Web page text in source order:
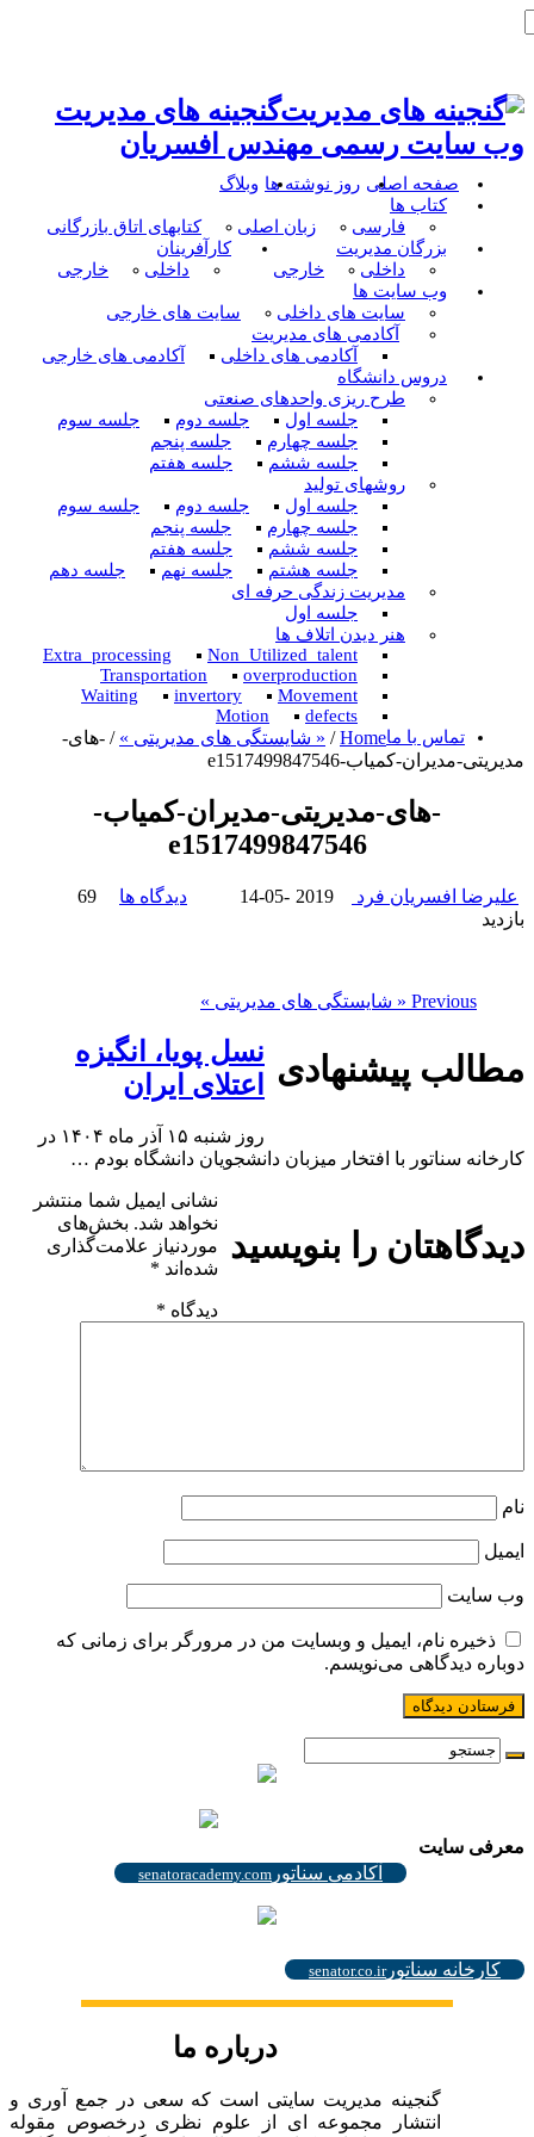
گنجینه های مدیریت
وب سایت رسمی مهندس افسریان
صفحه اصلی روز نوشته ها وبلاگ
کتاب ها
فارسی
زبان اصلی
کتابهای اتاق بازرگانی
بزرگان مدیریت
داخلی
خارجی
کارآفرینان
داخلی
خارجی
وب سایت ها
سایت های داخلی
سایت های خارجی
آکادمی های مدیریت
آکادمی های داخلی
آکادمی های خارجی
دروس دانشگاه
طرح ریزی واحدهای صنعتی
جلسه اول
جلسه دوم
جلسه سوم
جلسه چهارم
جلسه پنجم
جلسه ششم
جلسه هفتم
روشهای تولید
جلسه اول
جلسه دوم
جلسه سوم
جلسه چهارم
جلسه پنجم
جلسه ششم
جلسه هفتم
جلسه هشتم
جلسه نهم
جلسه دهم
مدیریت زندگی حرفه ای
جلسه اول
هنر دیدن اتلاف ها
Non_Utilized_talent
Extra_processing
overproduction
Transportation
Movement
invertory
Waiting
defects
Motion
تماس با ماHome
/ « شایستگی های مدیریتی » / -های-
مدیریتی-مدیران-کمیاب-e1517499847546
-های-مدیریتی-مدیران-کمیاب-
e1517499847546
علیرضا افسریان فرد 2019-05-14 دیدگاه ها
69
بازدید
Previous « شایستگی های مدیریتی »
مطالب پیشنهادی نسل پویا، انگیزه
اعتلای ایران
روز شنبه ۱۵ آذر ماه ۱۴۰۴ در
کارخانه سناتور با افتخار میزبان دانشجویان دانشگاه بودم …
دیدگاهتان را بنویسید
نشانی ایمیل شما منتشر
نخواهد شد. بخش‌های
موردنیاز علامت‌گذاری
شده‌اند *
دیدگاه *
نام
ایمیل
وب‌ سایت
ذخیره نام، ایمیل و وبسایت من در مرورگر برای زمانی که
دوباره دیدگاهی می‌نویسم.
معرفی سایت
آکادمی سناتور senatoracademy.com
کارخانه سناتورsenator.co.ir
درباره ما
گنجینه مدیریت سایتی است که سعی در جمع آوری و
انتشار مجموعه ای از علوم نظری درخصوص مقوله